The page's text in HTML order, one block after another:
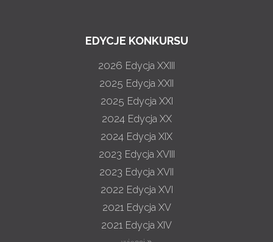
EDYCJE KONKURSU
2026 Edycja XXIII
2025 Edycja XXII
2025 Edycja XXI
2024 Edycja XX
2024 Edycja XIX
2023 Edycja XVIII
2023 Edycja XVII
2022 Edycja XVI
2021 Edycja XV
2021 Edycja XIV